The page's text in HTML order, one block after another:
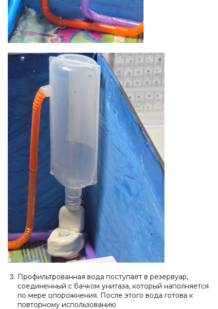
Профильтрованная вода поступает в резервуар,
соединенный с бачком унитаза, который наполняется
по мере опорожнения. После этого вода готова к
повторному использованию